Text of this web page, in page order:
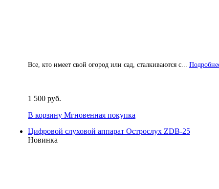
Все, кто имеет свой огород или сад, сталкиваются с...
1 500 руб.
В корзину Мгновенная покупка
Цифровой слуховой аппарат Острослух ZDB-25
Новинка